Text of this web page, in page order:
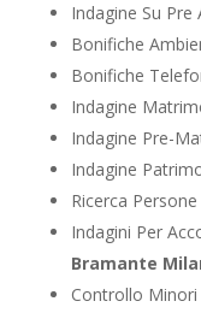
Indagine Su Pre
Bonifiche
Bonifiche
Indagine
Indagine Pre-
Indagine
Ricerca
Indagini Per
Bramante
Controllo Minori